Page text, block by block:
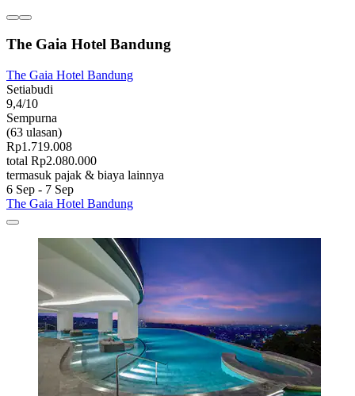
The Gaia Hotel Bandung
The Gaia Hotel Bandung
Setiabudi
9,4/10
Sempurna
(63 ulasan)
Rp1.719.008
total Rp2.080.000
termasuk pajak & biaya lainnya
6 Sep - 7 Sep
The Gaia Hotel Bandung